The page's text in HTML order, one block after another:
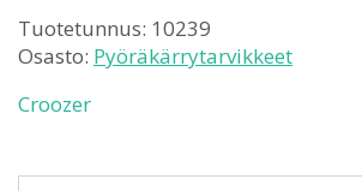
Tuotetunnus: 10239
Osasto: Pyöräkärrytarvikkeet
Croozer